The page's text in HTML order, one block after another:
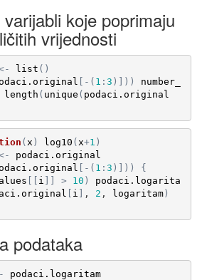
koje poprimaju
vrijednosti
list ( )
[ - ( 1 : 3 ) ] ) )
number_
length ( unique ( podaci.original
( x ) log10 ( x+1 )
podaci.original
[ - ( 1 : 3 ) ] ) )
{
[ [ i ] ] > 10 )
podaci.logarita
[ i ] , 2 , logaritam)
podataka
podaci.logaritam